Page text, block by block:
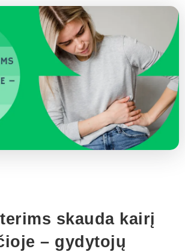
skauda kairį
– gydytojų